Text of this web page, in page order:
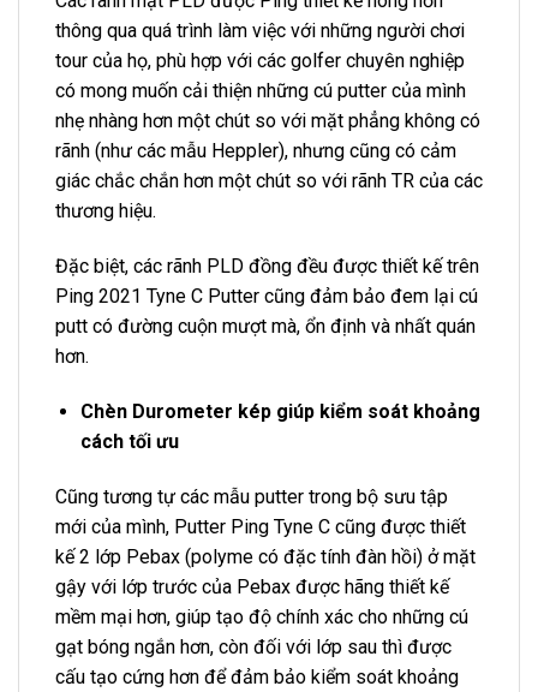
thông qua quá trình làm việc với những người chơi
tour của họ, phù hợp với các golfer chuyên nghiệp
có mong muốn cải thiện những cú putter của mình
nhẹ nhàng hơn một chút so với mặt phẳng không có
rãnh (như các mẫu Heppler), nhưng cũng có cảm
giác chắc chắn hơn một chút so với rãnh TR của các
thương hiệu.
Đặc biệt, các rãnh PLD đồng đều được thiết kế trên
Ping 2021 Tyne C Putter cũng đảm bảo đem lại cú
putt có đường cuộn mượt mà, ổn định và nhất quán
hơn.
Chèn Durometer kép giúp kiểm soát khoảng
cách tối ưu
Cũng tương tự các mẫu putter trong bộ sưu tập
mới của mình, Putter Ping Tyne C cũng được thiết
kế 2 lớp Pebax (polyme có đặc tính đàn hồi) ở mặt
gậy với lớp trước của Pebax được hãng thiết kế
mềm mại hơn, giúp tạo độ chính xác cho những cú
gạt bóng ngắn hơn, còn đối với lớp sau thì được
cấu tạo cứng hơn để đảm bảo kiểm soát khoảng